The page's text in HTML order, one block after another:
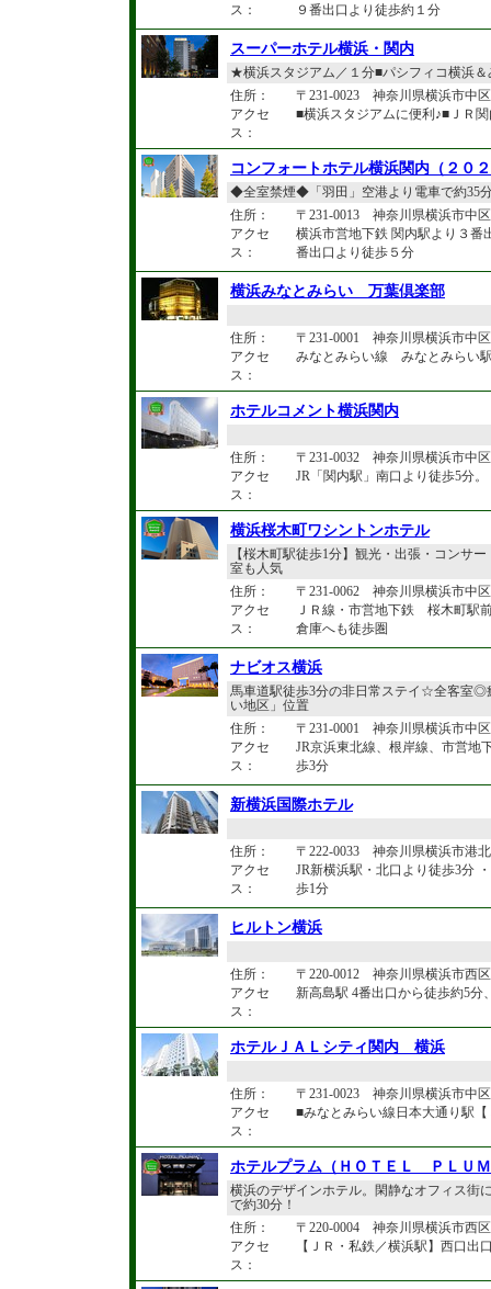
ス：
９番出口より徒歩約１分
スーパーホテル横浜・関内
★横浜スタジアム／１分■パシフィコ横浜
住所：
〒231-0023 神奈川県横浜市中
アクセ
ス：
■横浜スタジアムに便利♪■ＪＲ
コンフォートホテル横浜関内（２０
◆全室禁煙◆「羽田」空港より電車で約
住所：
〒231-0013 神奈川県横浜市中
アクセ
ス：
横浜市営地下鉄 関内駅より３
番出口より徒歩５分
横浜みなとみらい 万葉倶楽部
住所：
〒231-0001 神奈川県横浜市中
アクセ
ス：
みなとみらい線 みなとみらい
ホテルコメント横浜関内
住所：
〒231-0032 神奈川県横浜市中
アクセ
ス：
JR「関内駅」南口より徒歩5分
横浜桜木町ワシントンホテル
【桜木町駅徒歩1分】観光・出張・コンサ
室も人気
住所：
〒231-0062 神奈川県横浜市中
アクセ
ス：
ＪＲ線・市営地下鉄 桜木町駅
倉庫へも徒歩圏
ナビオス横浜
馬車道駅徒歩3分の非日常ステイ☆全客室
い地区」位置
住所：
〒231-0001 神奈川県横浜市中
アクセ
ス：
JR京浜東北線、根岸線、市営地
歩3分
新横浜国際ホテル
住所：
〒222-0033 神奈川県横浜市港
アクセ
ス：
JR新横浜駅・北口より徒歩3分
歩1分
ヒルトン横浜
住所：
〒220-0012 神奈川県横浜市西
アクセ
ス：
新高島駅 4番出口から徒歩約5分
ホテルＪＡＬシティ関内 横浜
住所：
〒231-0023 神奈川県横浜市中
アクセ
ス：
■みなとみらい線日本大通り駅
ホテルプラム（ＨＯＴＥＬ ＰＬＵ
横浜のデザインホテル。閑静なオフィス街
で約30分！
住所：
〒220-0004 神奈川県横浜市西
アクセ
ス：
【ＪＲ・私鉄／横浜駅】西口